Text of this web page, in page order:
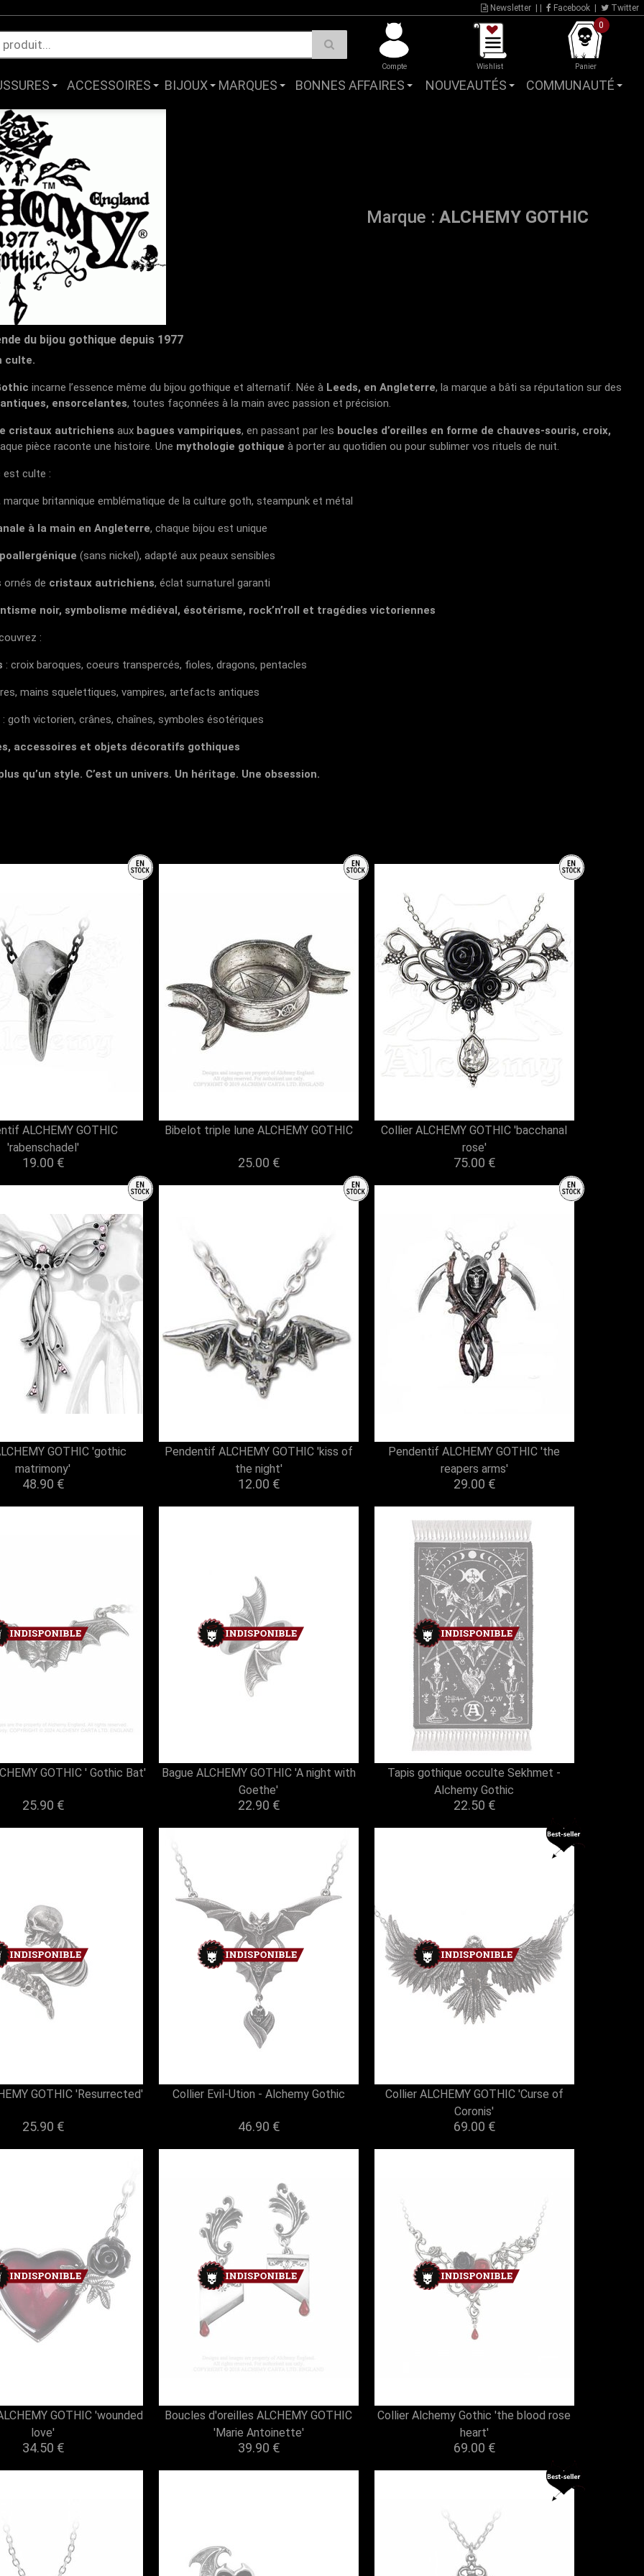
Newsletter Facebook Twitter
Compte Wishlist
0
Panier
ACCESSOIRES BIJOUX MARQUES BONNES AFFAIRES NOUVEAUTÉS COMMUNAUTÉ
Marque : ALCHEMY GOTHIC
du bijou gothique depuis 1977
culte.
incarne l’essence même du bijou gothique et alternatif. Née à Leeds, en Angleterre, la marque a bâti sa réputation sur des
ensorcelantes, toutes façonnées à la main avec passion et précision.
cristaux autrichiens aux bagues vampiriques, en passant par les boucles d’oreilles en forme de chauves-souris, croix,
pièce raconte une histoire. Une mythologie gothique à porter au quotidien ou pour sublimer vos rituels de nuit.
est culte :
marque britannique emblématique de la culture goth, steampunk et métal
à la main en Angleterre, chaque bijou est unique
(sans nickel), adapté aux peaux sensibles
ornés de cristaux autrichiens, éclat surnaturel garanti
noir, symbolisme médiéval, ésotérisme, rock’n’roll et tragédies victoriennes
:
: croix baroques, coeurs transpercés, fioles, dragons, pentacles
mains squelettiques, vampires, artefacts antiques
: goth victorien, crânes, chaînes, symboles ésotériques
accessoires et objets décoratifs gothiques
qu’un style. C’est un univers. Un héritage. Une obsession.
ALCHEMY GOTHIC
'rabenschadel'
19.00 €
Bibelot triple lune ALCHEMY GOTHIC
25.00 €
Collier ALCHEMY GOTHIC 'bacchanal
rose'
75.00 €
GOTHIC 'gothic
matrimony'
48.90 €
Pendentif ALCHEMY GOTHIC 'kiss of
the night'
12.00 €
Pendentif ALCHEMY GOTHIC 'the
reapers arms'
29.00 €
GOTHIC ' Gothic Bat'
25.90 €
Bague ALCHEMY GOTHIC 'A night with
Goethe'
22.90 €
Tapis gothique occulte Sekhmet -
Alchemy Gothic
22.50 €
GOTHIC 'Resurrected'
25.90 €
Collier Evil-Ution - Alchemy Gothic
46.90 €
Collier ALCHEMY GOTHIC 'Curse of
Coronis'
69.00 €
GOTHIC 'wounded
love'
34.50 €
Boucles d'oreilles ALCHEMY GOTHIC
'Marie Antoinette'
39.90 €
Collier Alchemy Gothic 'the blood rose
heart'
69.00 €